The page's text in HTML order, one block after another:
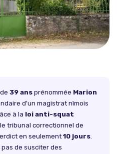
39 ans prénommée Marion
d'un magistrat nîmois
à la loi anti-squat
tribunal correctionnel de
en seulement 10 jours.
de susciter des